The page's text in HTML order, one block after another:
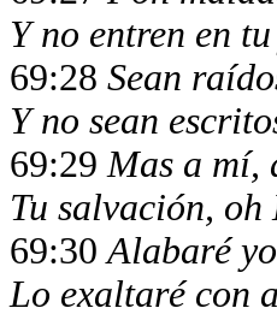
Y no entren en
69:28 Sean
Y no sean
69:29Mas a mí,
Tu salvación,
69:30Alabaré
Lo exaltaré con